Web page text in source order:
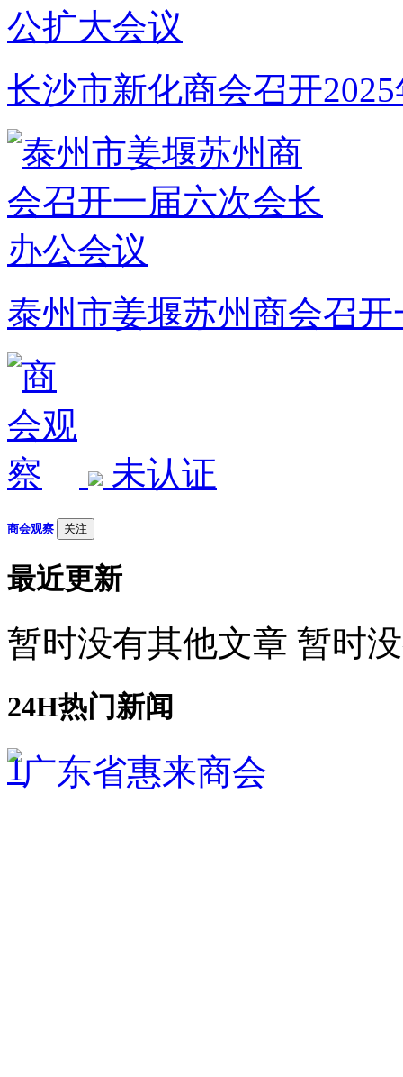
长沙市新化商会召开
泰州市姜堰苏州商会召
未认证
商会观察 关注
最近更新
暂时没有其他文章 暂时
24H热门新闻
1